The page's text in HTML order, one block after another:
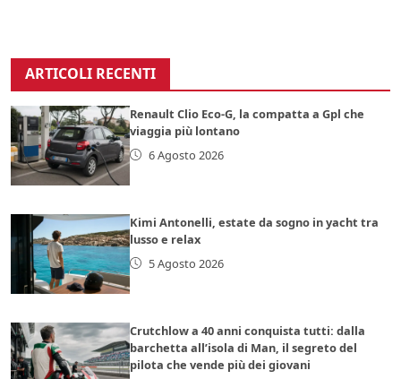
ARTICOLI RECENTI
Renault Clio Eco-G, la compatta a Gpl che
viaggia più lontano
6 Agosto 2026
Kimi Antonelli, estate da sogno in yacht tra
lusso e relax
5 Agosto 2026
Crutchlow a 40 anni conquista tutti: dalla
barchetta all’isola di Man, il segreto del
pilota che vende più dei giovani